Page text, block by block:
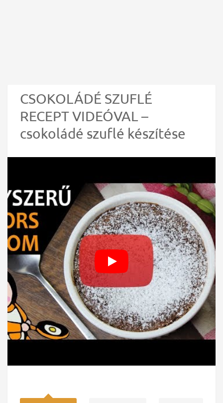
CSOKOLÁDÉ SZUFLÉ
RECEPT VIDEÓVAL –
csokoládé szuflé készítése